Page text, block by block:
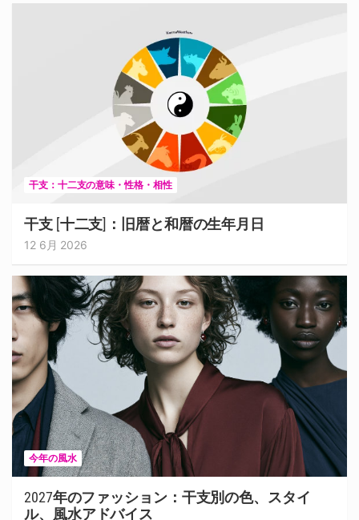
干支：十二支の意味・性格・相性
干支 [十二支]：旧暦と和暦の生年月日
12 6月 2026
今年の風水
2027年のファッション：干支別の色、スタイ
ル、風水アドバイス